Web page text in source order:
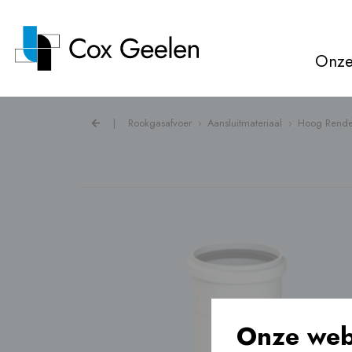
Vloerverwarming ›
| Rookgasafvoer › Aansluitmateriaal › Hoog
Onze